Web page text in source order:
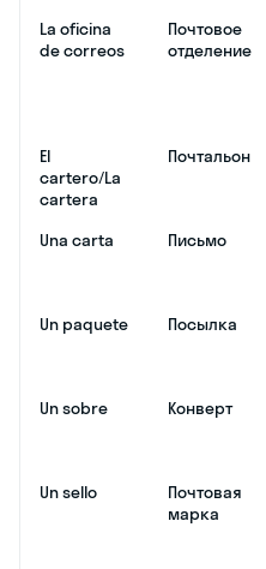
La oficina
de correos
Почтовое
отделение
El
cartero/La
cartera
Почтальон
Una carta
Письмо
Un paquete
Посылка
Un sobre
Конверт
Un sello
Почтовая
марка